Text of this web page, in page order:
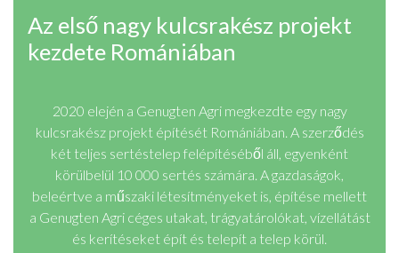
Az első nagy kulcsrakész projekt
kezdete Romániában
2020 elején a Genugten Agri megkezdte egy nagy
kulcsrakész projekt építését Romániában. A szerződés
két teljes sertéstelep felépítéséből áll, egyenként
körülbelül 10 000 sertés számára. A gazdaságok,
beleértve a műszaki létesítményeket is, építése mellett
a Genugten Agri céges utakat, trágyatárolókat, vízellátást
és kerítéseket épít és telepít a telep körül.